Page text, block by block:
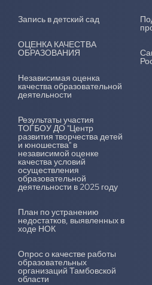
Запись в детский сад
ОЦЕНКА КАЧЕСТВА
ОБРАЗОВАНИЯ
Независимая оценка
качества образовательной
деятельности
Результаты участия
ТОГБОУ ДО "Центр
развития творчества детей
и юношества" в
независимой оценке
качества условий
осуществления
образовательной
деятельности в 2025 году
План по устранению
недостатков, выявленных в
ходе НОК
Опрос о качестве работы
образовательных
организаций Тамбовской
области